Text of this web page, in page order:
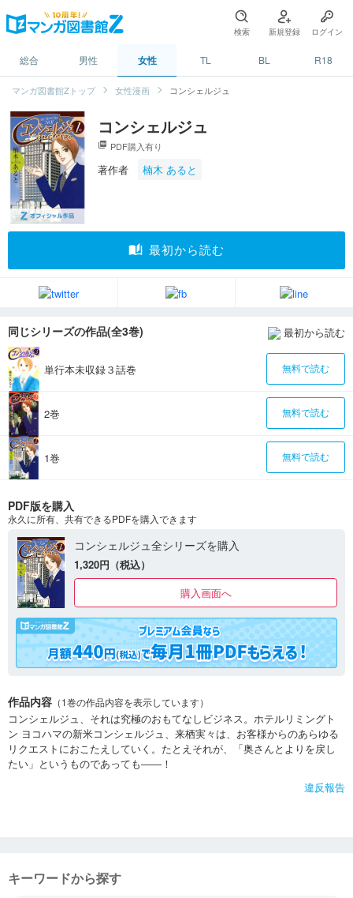
検索 新規登録 ログイン
総合 男性 女性 TL BL R18
マンガ図書館Zトップ 女性漫画 コンシェルジュ
コンシェルジュ
picture_as_pdf PDF購入有り
著作者 楠木 あると
auto_stories 最初から読む
同じシリーズの作品(全3巻) 最初から読む
単行本未収録３話巻 無料で読む
2巻 無料で読む
1巻 無料で読む
PDF版を購入
永久に所有、共有できるPDFを購入できます
コンシェルジュ全シリーズを購入
1,320円（税込）
購入画面へ
作品内容 （1巻の作品内容を表示しています）
コンシェルジュ、それは究極のおもてなしビジネス。ホテルリミングト
ン ヨコハマの新米コンシェルジュ、来栖実々は、お客様からのあらゆる
リクエストにおこたえしていく。たとえそれが、「奥さんとよりを戻し
たい」というものであっても――！
違反報告
キーワードから探す